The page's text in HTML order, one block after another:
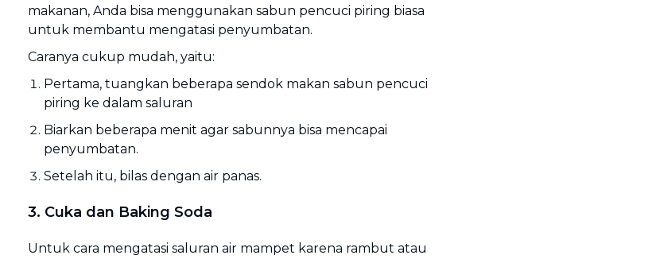
makanan, Anda bisa menggunakan sabun pencuci piring biasa
untuk membantu mengatasi penyumbatan.
Caranya cukup mudah, yaitu:
Pertama, tuangkan beberapa sendok makan sabun pencuci
piring ke dalam saluran
Biarkan beberapa menit agar sabunnya bisa mencapai
penyumbatan.
Setelah itu, bilas dengan air panas.
3. Cuka dan Baking Soda
Untuk cara mengatasi saluran air mampet karena rambut atau